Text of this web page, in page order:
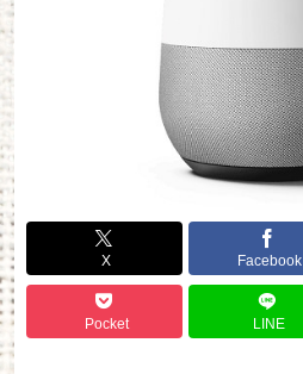
X Facebook
Pocket LINE